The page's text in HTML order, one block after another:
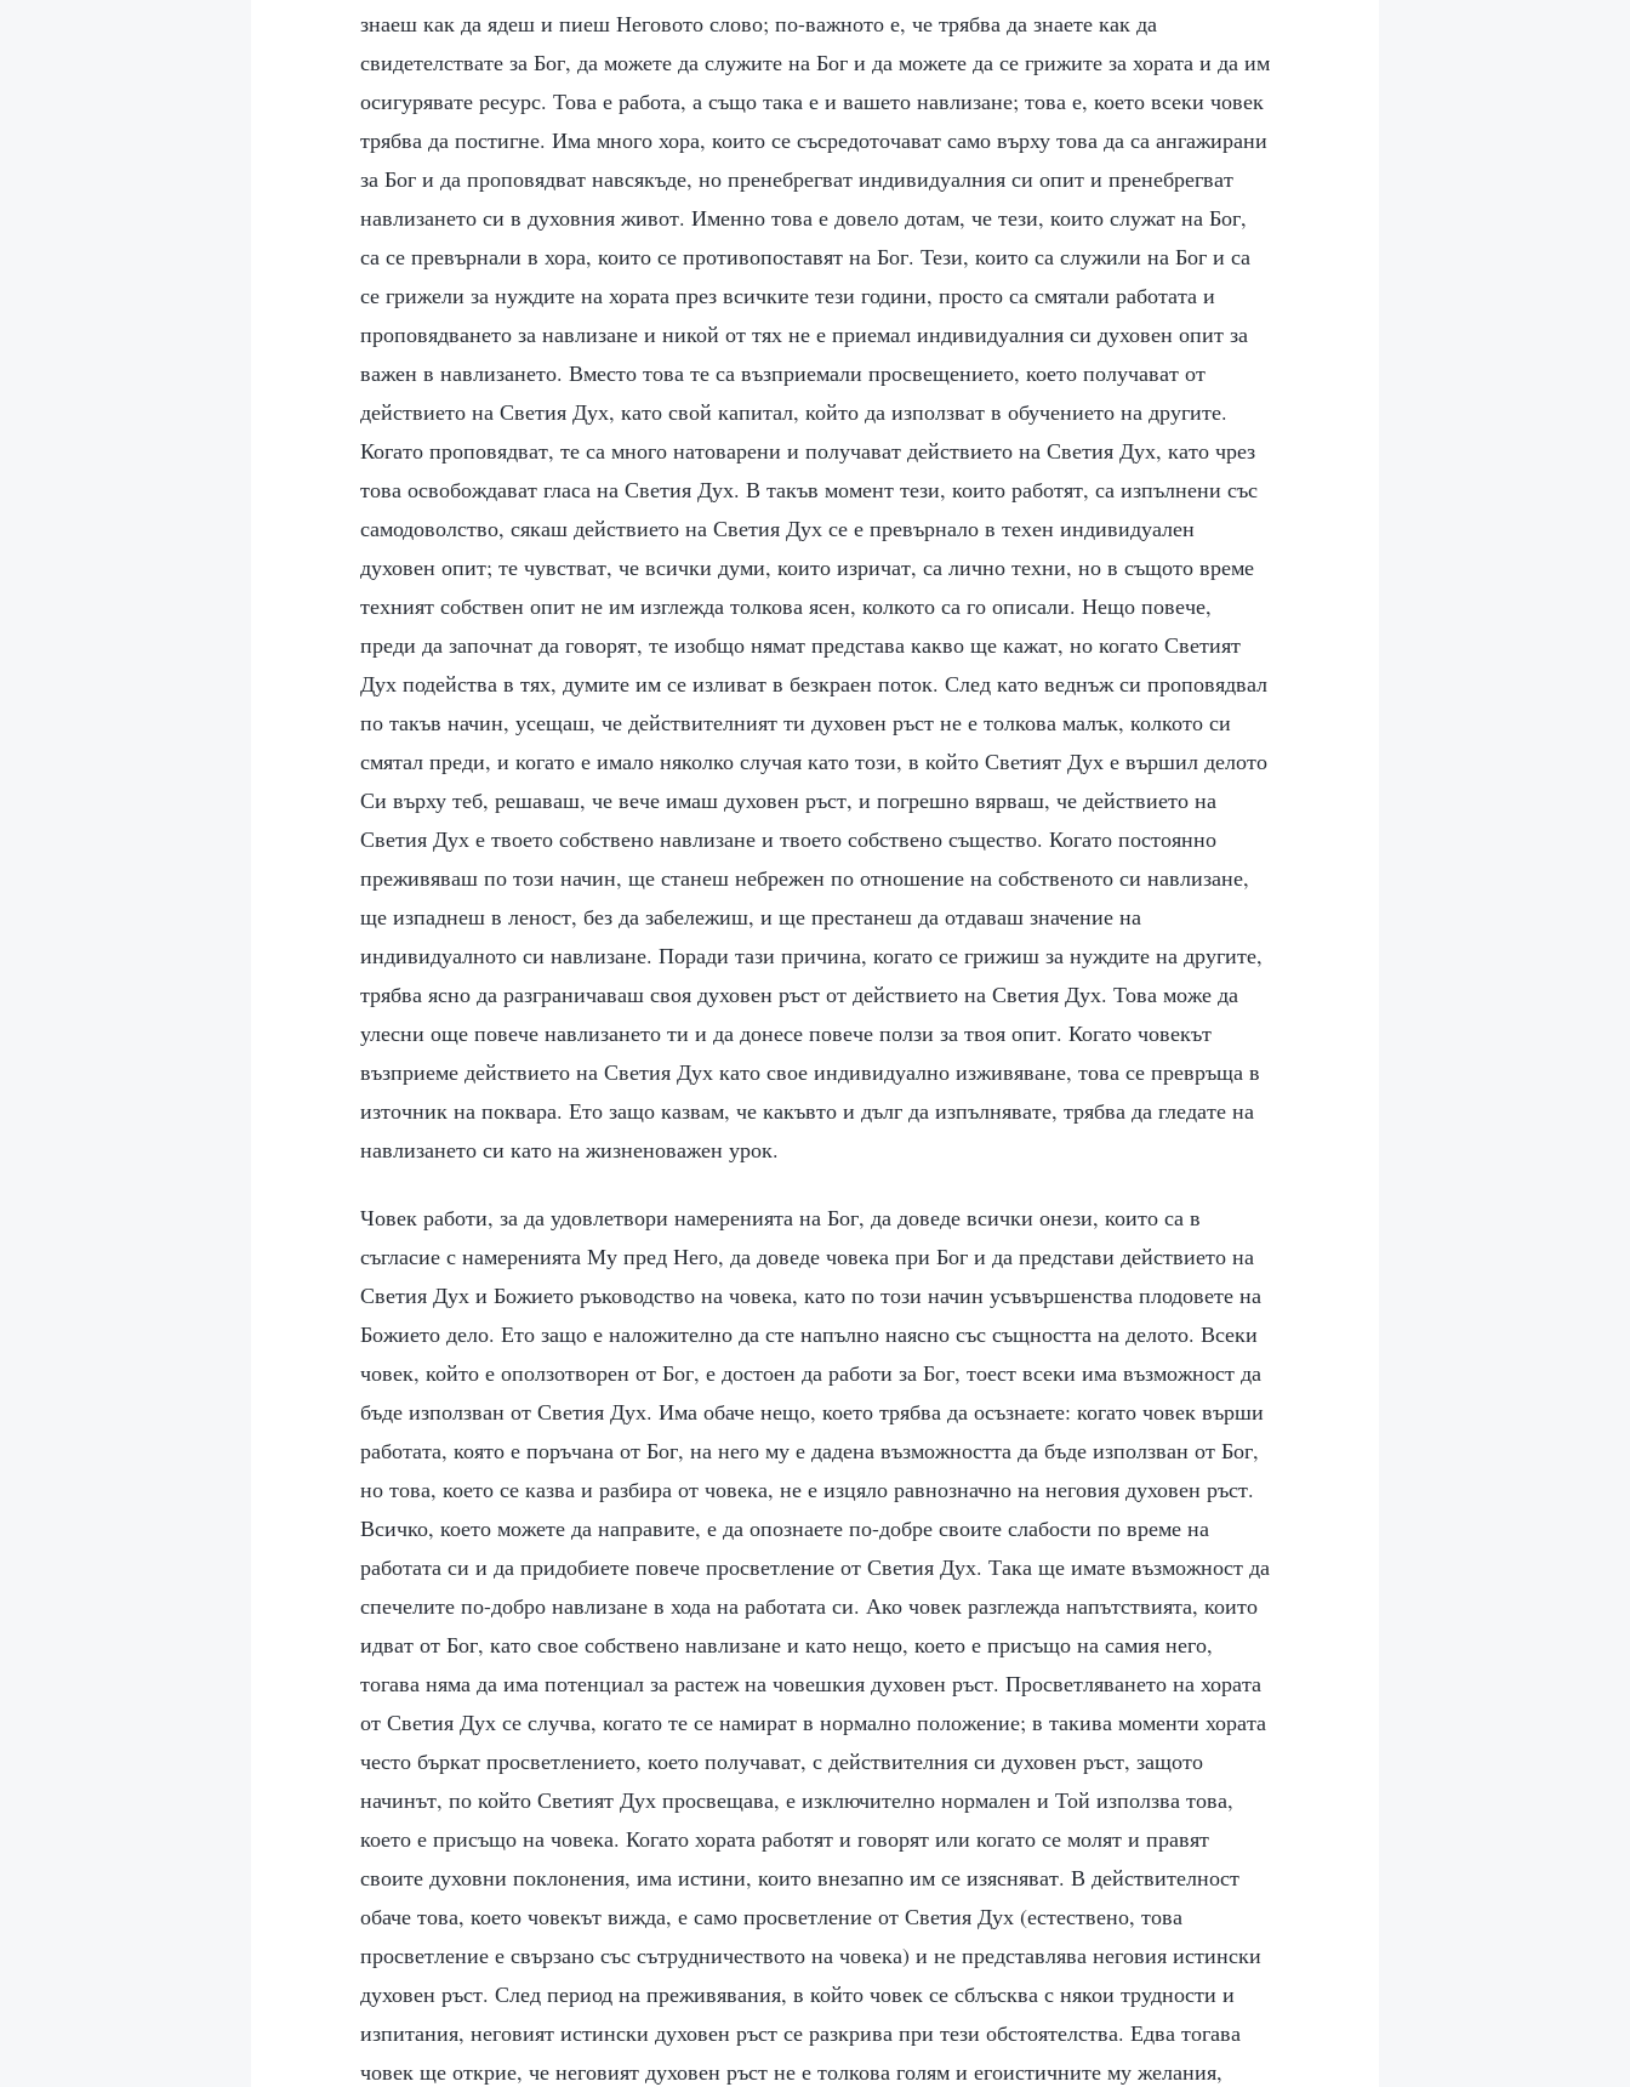
знаеш как да ядеш и пиеш Неговото слово; по-важното е, че трябва да знаете как да
свидетелствате за Бог, да можете да служите на Бог и да можете да се грижите за хората и да им
осигурявате ресурс. Това е работа, а също така е и вашето навлизане; това е, което всеки човек
трябва да постигне. Има много хора, които се съсредоточават само върху това да са ангажирани
за Бог и да проповядват навсякъде, но пренебрегват индивидуалния си опит и пренебрегват
навлизането си в духовния живот. Именно това е довело дотам, че тези, които служат на Бог,
са се превърнали в хора, които се противопоставят на Бог. Тези, които са служили на Бог и са
се грижели за нуждите на хората през всичките тези години, просто са смятали работата и
проповядването за навлизане и никой от тях не е приемал индивидуалния си духовен опит за
важен в навлизането. Вместо това те са възприемали просвещението, което получават от
действието на Светия Дух, като свой капитал, който да използват в обучението на другите.
Когато проповядват, те са много натоварени и получават действието на Светия Дух, като чрез
това освобождават гласа на Светия Дух. В такъв момент тези, които работят, са изпълнени със
самодоволство, сякаш действието на Светия Дух се е превърнало в техен индивидуален
духовен опит; те чувстват, че всички думи, които изричат, са лично техни, но в същото време
техният собствен опит не им изглежда толкова ясен, колкото са го описали. Нещо повече,
преди да започнат да говорят, те изобщо нямат представа какво ще кажат, но когато Светият
Дух подейства в тях, думите им се изливат в безкраен поток. След като веднъж си проповядвал
по такъв начин, усещаш, че действителният ти духовен ръст не е толкова малък, колкото си
смятал преди, и когато е имало няколко случая като този, в който Светият Дух е вършил делото
Си върху теб, решаваш, че вече имаш духовен ръст, и погрешно вярваш, че действието на
Светия Дух е твоето собствено навлизане и твоето собствено същество. Когато постоянно
преживяваш по този начин, ще станеш небрежен по отношение на собственото си навлизане,
ще изпаднеш в леност, без да забележиш, и ще престанеш да отдаваш значение на
индивидуалното си навлизане. Поради тази причина, когато се грижиш за нуждите на другите,
трябва ясно да разграничаваш своя духовен ръст от действието на Светия Дух. Това може да
улесни още повече навлизането ти и да донесе повече ползи за твоя опит. Когато човекът
възприеме действието на Светия Дух като свое индивидуално изживяване, това се превръща в
източник на поквара. Ето защо казвам, че какъвто и дълг да изпълнявате, трябва да гледате на
навлизането си като на жизненоважен урок.
Човек работи, за да удовлетвори намеренията на Бог, да доведе всички онези, които са в
съгласие с намеренията Му пред Него, да доведе човека при Бог и да представи действието на
Светия Дух и Божието ръководство на човека, като по този начин усъвършенства плодовете на
Божието дело. Ето защо е наложително да сте напълно наясно със същността на делото. Всеки
човек, който е оползотворен от Бог, е достоен да работи за Бог, тоест всеки има възможност да
бъде използван от Светия Дух. Има обаче нещо, което трябва да осъзнаете: когато човек върши
работата, която е поръчана от Бог, на него му е дадена възможността да бъде използван от Бог,
но това, което се казва и разбира от човека, не е изцяло равнозначно на неговия духовен ръст.
Всичко, което можете да направите, е да опознаете по-добре своите слабости по време на
работата си и да придобиете повече просветление от Светия Дух. Така ще имате възможност да
спечелите по-добро навлизане в хода на работата си. Ако човек разглежда напътствията, които
идват от Бог, като свое собствено навлизане и като нещо, което е присъщо на самия него,
тогава няма да има потенциал за растеж на човешкия духовен ръст. Просветляването на хората
от Светия Дух се случва, когато те се намират в нормално положение; в такива моменти хората
често бъркат просветлението, което получават, с действителния си духовен ръст, защото
начинът, по който Светият Дух просвещава, е изключително нормален и Той използва това,
което е присъщо на човека. Когато хората работят и говорят или когато се молят и правят
своите духовни поклонения, има истини, които внезапно им се изясняват. В действителност
обаче това, което човекът вижда, е само просветление от Светия Дух (естествено, това
просветление е свързано със сътрудничеството на човека) и не представлява неговия истински
духовен ръст. След период на преживявания, в който човек се сблъсква с някои трудности и
изпитания, неговият истински духовен ръст се разкрива при тези обстоятелства. Едва тогава
човек ще открие, че неговият духовен ръст не е толкова голям и егоистичните му желания,